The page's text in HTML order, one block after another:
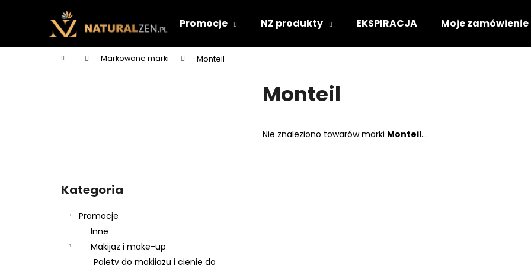
Promocje NZ produkty EKSPIRACJA Moje zamówienie
Home Markowane marki Monteil
kategorie
Kategoria
Promocje
Inne
Makijaż i make-up
Palety do makijażu i cienie do
Monteil
Nie znaleziono towarów marki Monteil...
z
powrotem
powrotem